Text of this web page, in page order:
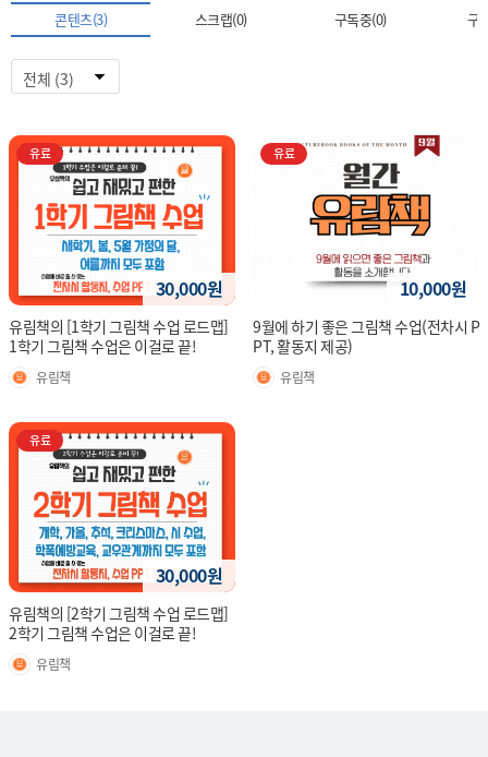
콘텐츠(3) 스크랩(0) 구독중(0) 구
유료
30,000원
유림책의 [1학기 그림책 수업 로드맵]
1학기 그림책 수업은 이걸로 끝!
유림책
유료
10,000원
9월에 하기 좋은 그림책 수업(전차시 P
PT, 활동지 제공)
유림책
유료
30,000원
유림책의 [2학기 그림책 수업 로드맵]
2학기 그림책 수업은 이걸로 끝!
유림책